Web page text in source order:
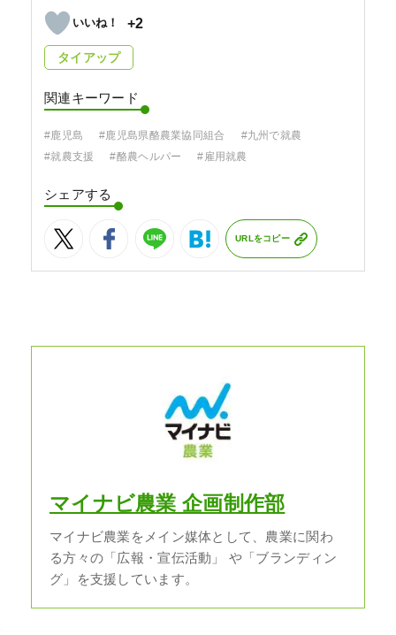
+2
タイアップ
関連キーワード
#鹿児島 #鹿児島県酪農業協同組合
#九州で就農
#就農支援
#酪農ヘルパー #雇用就農
シェアする
URLをコピー
マイナビ農業 企画制作部
マイナビ農業をメイン媒体として、農業に関わ
る方々の「広報・宣伝活動」 や「ブランディン
グ」を支援しています。